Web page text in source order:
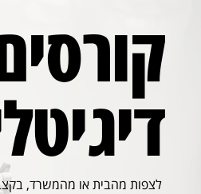
לצפות מהבית או מהמשרד,